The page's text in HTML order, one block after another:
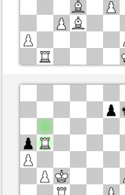
Zwart
mikisneki1 (1606)
Speelduur: 5 minutes/side + 0
Partij telt mee voor de ranglijst